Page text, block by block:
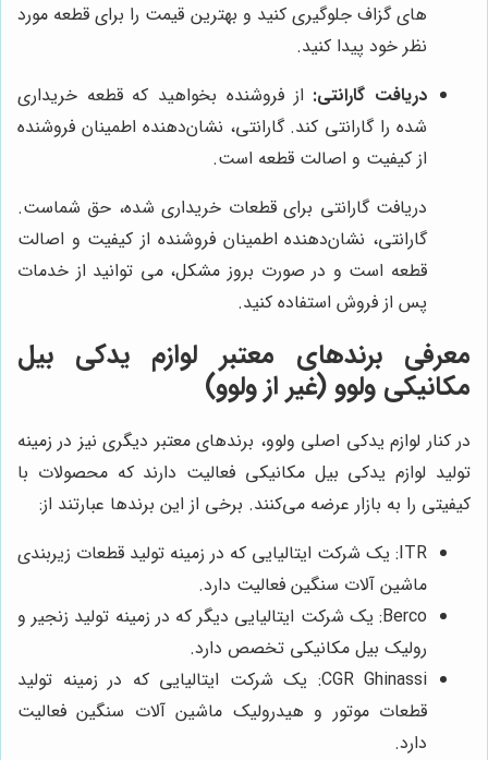
های گزاف جلوگیری کنید و بهترین قیمت را برای قطعه مورد
نظر خود پیدا کنید.
دریافت گارانتی: از فروشنده بخواهید که قطعه خریداری
شده را گارانتی کند. گارانتی، نشان‌دهنده اطمینان فروشنده
از کیفیت و اصالت قطعه است.
دریافت گارانتی برای قطعات خریداری شده، حق شماست.
گارانتی، نشان‌دهنده اطمینان فروشنده از کیفیت و اصالت
قطعه است و در صورت بروز مشکل، می توانید از خدمات
پس از فروش استفاده کنید.
معرفی برندهای معتبر لوازم یدکی بیل
مکانیکی ولوو (غیر از ولوو)
در کنار لوازم یدکی اصلی ولوو، برندهای معتبر دیگری نیز در زمینه
تولید لوازم یدکی بیل مکانیکی فعالیت دارند که محصولات با
کیفیتی را به بازار عرضه می‌کنند. برخی از این برندها عبارتند از:
ITR: یک شرکت ایتالیایی که در زمینه تولید قطعات زیربندی
ماشین آلات سنگین فعالیت دارد.
Berco: یک شرکت ایتالیایی دیگر که در زمینه تولید زنجیر و
رولیک بیل مکانیکی تخصص دارد.
CGR Ghinassi: یک شرکت ایتالیایی که در زمینه تولید
قطعات موتور و هیدرولیک ماشین آلات سنگین فعالیت
دارد.